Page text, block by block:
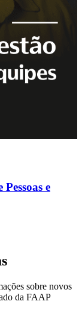
e
sobre novos
da FAAP